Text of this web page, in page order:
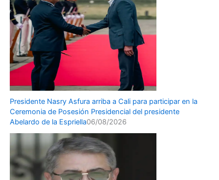
Presidente Nasry Asfura arriba a Cali para participar en la
Ceremonia de Posesión Presidencial del presidente
Abelardo de la Espriella06/08/2026